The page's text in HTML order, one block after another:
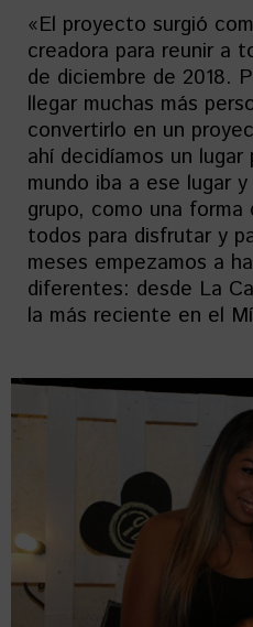
«El proyecto surgió
creadora para reunir a
de diciembre de 2018.
llegar muchas más
convertirlo en un
ahí decidíamos un
mundo iba a ese lugar
grupo, como una
todos para disfrutar y
meses empezamos a
diferentes: desde La
la más reciente en el